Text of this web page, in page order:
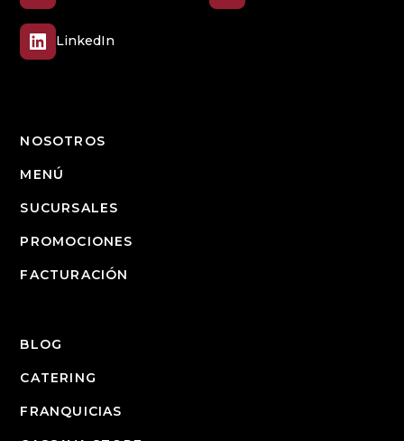
LinkedIn
NOSOTROS
MENÚ
SUCURSALES
PROMOCIONES
FACTURACIÓN
BLOG
CATERING
FRANQUICIAS